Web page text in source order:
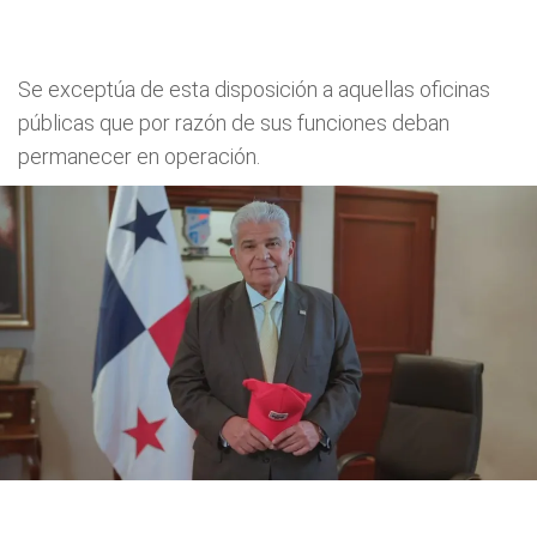
Se exceptúa de esta disposición a aquellas oficinas
públicas que por razón de sus funciones deban
permanecer en operación.